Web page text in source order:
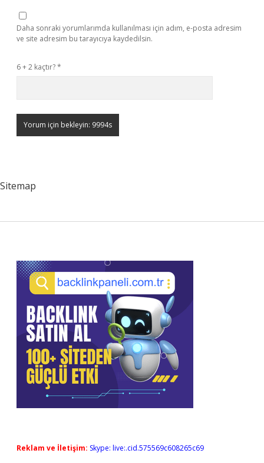
Daha sonraki yorumlarımda kullanılması için adım, e-posta adresim
ve site adresim bu tarayıcıya kaydedilsin.
6 + 2 kaçtır?*
Sitemap
Sidebar
Reklam ve İletişim: Skype: live:.cid.575569c608265c69